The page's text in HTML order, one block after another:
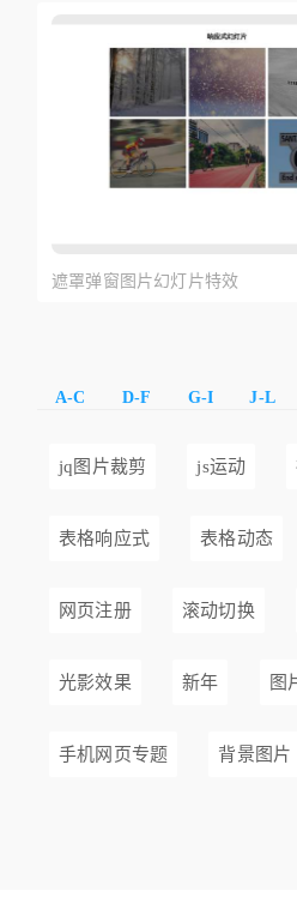
遮罩弹窗图片幻灯片特效
A-C D-F G-I J-L
jq图片裁剪 js运动
表格响应式 表格动态
网页注册 滚动切换
光影效果 新年 图
手机网页专题 背景图片